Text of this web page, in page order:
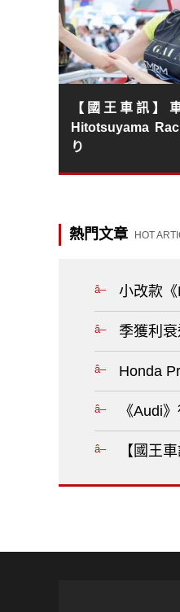
【國王車訊】
Hitotsuyama
り
熱門文章 HOT
小改款
季獲利
Honda
《Audi
【國王